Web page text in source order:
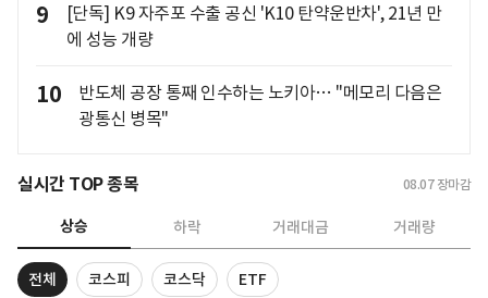
9
[단독] K9 자주포 수출 공신 'K10 탄약운반차', 21년 만
에 성능 개량
10
반도체 공장 통째 인수하는 노키아… "메모리 다음은
광통신 병목"
실시간 TOP 종목 08.07 장마감
상승 하락 거래대금 거래량
전체 코스피 코스닥 ETF